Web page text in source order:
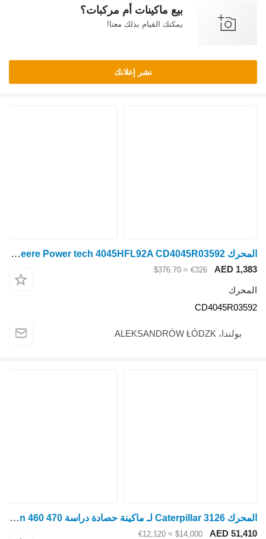
بيع ماكينات أم مركبات؟
يمكنك القيام بذلك معنا!
نشر إعلانك
المحرك John Deere Power tech 4045HFL92A CD4045R03592
AED 1,383
€326
≈ $376.70
المحرك
CD4045R03592
بولندا، ALEKSANDRÓW ŁÓDZK
المحرك Caterpillar 3126 لـ ماكينة حصادة دراسة Claas lexion 460 470
AED 51,410
$14,000
≈ €12,120